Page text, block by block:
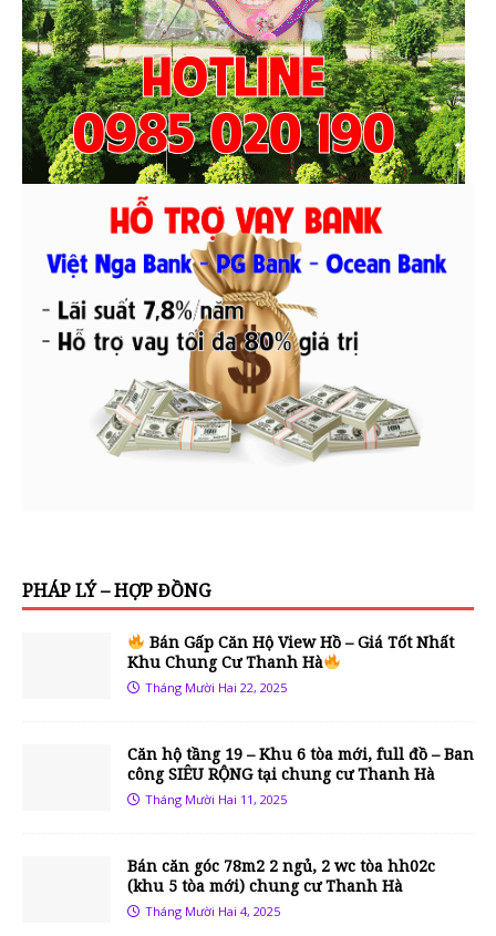
PHÁP LÝ – HỢP ĐỒNG
Bán Gấp Căn Hộ View Hồ – Giá Tốt Nhất
Khu Chung Cư Thanh Hà
Tháng Mười Hai 22, 2025
Căn hộ tầng 19 – Khu 6 tòa mới, full đồ – Ban
công SIÊU RỘNG tại chung cư Thanh Hà
Tháng Mười Hai 11, 2025
Bán căn góc 78m2 2 ngủ, 2 wc tòa hh02c
(khu 5 tòa mới) chung cư Thanh Hà
Tháng Mười Hai 4, 2025